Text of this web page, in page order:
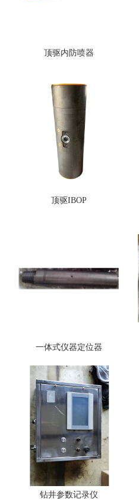
顶驱内防喷器
顶驱IBOP
一体式仪器定位器
钻井参数记录仪